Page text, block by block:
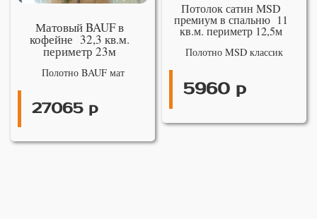
Матовый BAUF в
кофейне 32,3 кв.м.
периметр 23м
Полотно BAUF мат
27065 р
Потолок сатин MSD
премиум в спальню 11
кв.м. периметр 12,5м
Полотно MSD классик
5960 р